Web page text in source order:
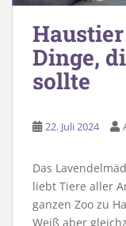
Dinge,
sollte
22. Juli 2024
Das
liebt Tiere aller
ganzen Zoo zu
Weiß aber